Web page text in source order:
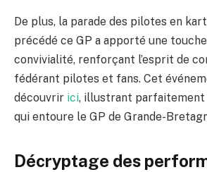
De plus, la parade des pilotes en
précédé ce GP a apporté une
convivialité, renforçant l’esprit de
fédérant pilotes et fans. Cet
découvrir ici, illustrant parfaitement
qui entoure le GP de Grande-
Décryptage des